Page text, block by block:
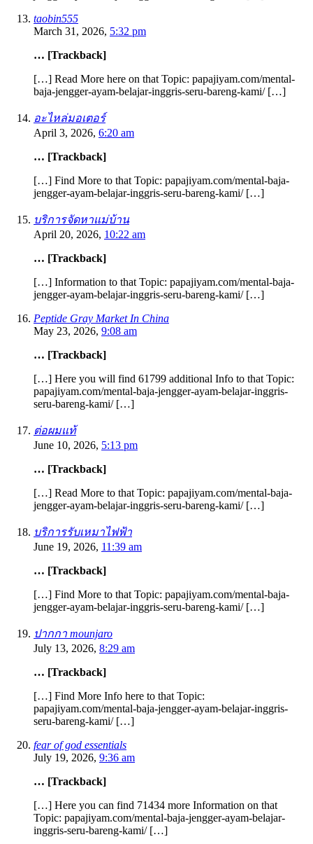
taobin555
March 31, 2026, 5:32 pm
… [Trackback]
[…] Read More here on that Topic: papajiyam.com/mental-
baja-jengger-ayam-belajar-inggris-seru-bareng-kami/ […]
อะไหล่มอเตอร์
April 3, 2026, 6:20 am
… [Trackback]
[…] Find More to that Topic: papajiyam.com/mental-baja-
jengger-ayam-belajar-inggris-seru-bareng-kami/ […]
บริการจัดหาแม่บ้าน
April 20, 2026, 10:22 am
… [Trackback]
[…] Information to that Topic: papajiyam.com/mental-baja-
jengger-ayam-belajar-inggris-seru-bareng-kami/ […]
Peptide Gray Market In China
May 23, 2026, 9:08 am
… [Trackback]
[…] Here you will find 61799 additional Info to that Topic:
papajiyam.com/mental-baja-jengger-ayam-belajar-inggris-
seru-bareng-kami/ […]
ต่อผมแท้
June 10, 2026, 5:13 pm
… [Trackback]
[…] Read More to that Topic: papajiyam.com/mental-baja-
jengger-ayam-belajar-inggris-seru-bareng-kami/ […]
บริการรับเหมาไฟฟ้า
June 19, 2026, 11:39 am
… [Trackback]
[…] Find More to that Topic: papajiyam.com/mental-baja-
jengger-ayam-belajar-inggris-seru-bareng-kami/ […]
ปากกา mounjaro
July 13, 2026, 8:29 am
… [Trackback]
[…] Find More Info here to that Topic:
papajiyam.com/mental-baja-jengger-ayam-belajar-inggris-
seru-bareng-kami/ […]
fear of god essentials
July 19, 2026, 9:36 am
… [Trackback]
[…] Here you can find 71434 more Information on that
Topic: papajiyam.com/mental-baja-jengger-ayam-belajar-
inggris-seru-bareng-kami/ […]